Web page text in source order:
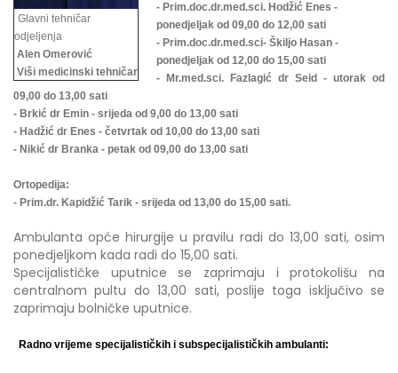
Glavni tehničar
odjeljenja
Alen Omerović
Viši medicinski tehničar
- Prim.doc.dr.med.sci. Hodžić Enes -
ponedjeljak od 09,00 do 12,00 sati
- Prim.doc.dr.med.sci- Škiljo Hasan -
ponedjeljak od 12,00 do 15,00 sati
- Mr.med.sci. Fazlagić dr Seid - utorak od
09,00 do 13,00 sati
- Brkić dr Emin - srijeda od 9,00 do 13,00 sati
- Hadžić dr Enes - četvrtak od 10,00 do 13,00 sati
- Nikić dr Branka - petak od 09,00 do 13,00 sati
Ortopedija:
- Prim.dr. Kapidžić Tarik - srijeda od 13,00 do 15,00 sati.
Ambulanta opće hirurgije u pravilu radi do 13,00 sati, osim
ponedjeljkom kada radi do 15,00 sati.
Specijalističke uputnice se zaprimaju i protokolišu na
centralnom pultu do 13,00 sati, poslije toga isključivo se
zaprimaju bolničke uputnice.
Radno vrijeme specijalističkih i subspecijalističkih ambulanti: